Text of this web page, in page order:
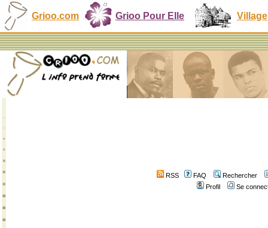
Grioo.com Grioo Pour Elle Village
RSS FAQ
Rechercher
Profil
Se